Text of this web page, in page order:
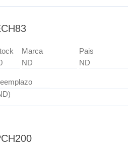
Marca
Pais
ND ND